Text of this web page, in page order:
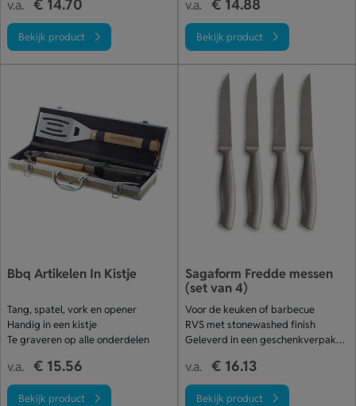
v.a. € 14.70
Bekijk product
v.a. € 14.88
Bekijk product
Bbq Artikelen In Kistje
Tang, spatel, vork en opener
Handig in een kistje
Te graveren op alle onderdelen
v.a. € 15.56
Bekijk product
Sagaform Fredde messen
(set van 4)
Voor de keuken of barbecue
RVS met stonewashed finish
Geleverd in een geschenkverpakking
v.a. € 16.13
Bekijk product